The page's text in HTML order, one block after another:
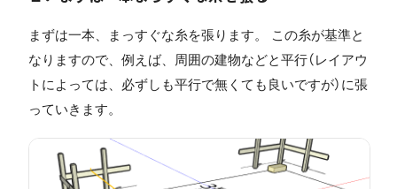
まずは一本、まっすぐな糸を張ります。 この糸が基準と
なりますので、例えば、周囲の建物などと平行（レイアウ
トによっては、必ずしも平行で無くても良いですが）に張
っていきます。